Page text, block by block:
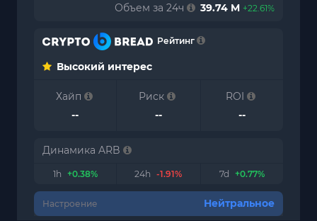
Объем за 24ч 39.74 M +22.61%
Рейтинг
Высокий интерес
Хайп
--
Риск
--
ROI
--
Динамика ARB
1h +0.38% 24h -1.91% 7d +0.77%
Настроение Нейтральное